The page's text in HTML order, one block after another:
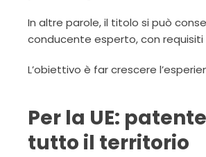
In altre parole, il titolo si può
conducente esperto, con
L’obiettivo è far crescere
Per la UE:
tutto il territorio